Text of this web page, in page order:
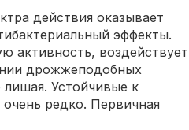
действия оказывает
эффекты.
активность, воздействует
дрожжеподобных
Устойчивые к
редко. Первичная